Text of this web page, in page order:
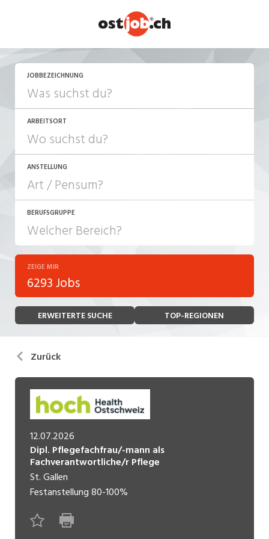
JOBBEZEICHNUNG
ARBEITSORT
ANSTELLUNG
JOB-TYP
Festanstellung
Temporär (befristet)
Freelance
Praktikum
Lehrstelle
Ferienjob
POSITION
Führungsposition
BERUFSGRUPPE
Bank, Versicherung
Bau, Handwerk, Elektro
Bildung, Kunst, Design, Soziale Berufe, Sport
Einkauf, Logistik, Transport, Verkehr
Engineering, Technik, Architektur
Finanzen, Controlling, Treuhand, Recht
Gartenbau, Landwirtschaft, Forstwirtschaft
Gastronomie, Hotellerie, Tourismus,
Immobilien, Facility Management, Reinigung
ZEIGE MIR
6293 Jobs
ERWEITERTE SUCHE TOP-REGIONEN
Zurück
12.07.2026
Dipl. Pflegefachfrau/-mann als
Fachverantwortliche/r Pflege
St. Gallen
Festanstellung80-100%